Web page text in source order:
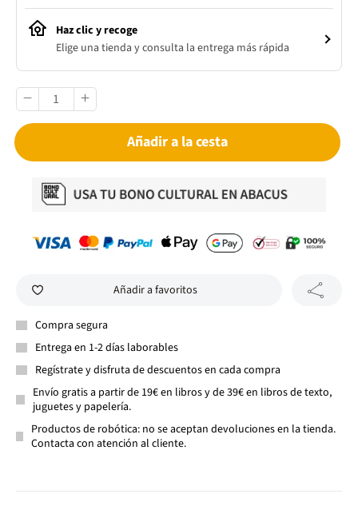
Haz clic y recoge
Elige una tienda y consulta la entrega más rápida
Añadir a la cesta
Añadir a favoritos
Compra segura
Entrega en 1-2 días laborables
Regístrate y disfruta de descuentos en cada compra
Envío gratis a partir de 19€ en libros y de 39€ en libros de texto,
juguetes y papelería.
Productos de robótica: no se aceptan devoluciones en la tienda.
Contacta con atención al cliente.